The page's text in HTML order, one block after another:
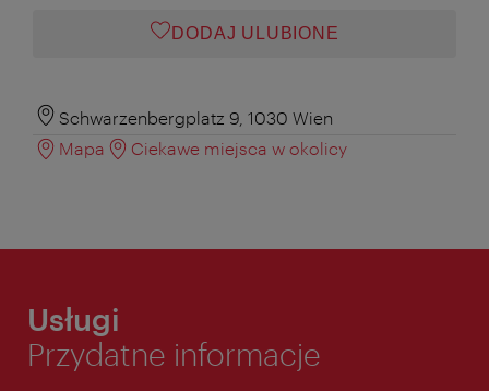
DODAJ ULUBIONE
Schwarzenbergplatz 9, 1030 Wien
Mapa
Ciekawe miejsca w okolicy
Usługi
Przydatne informacje